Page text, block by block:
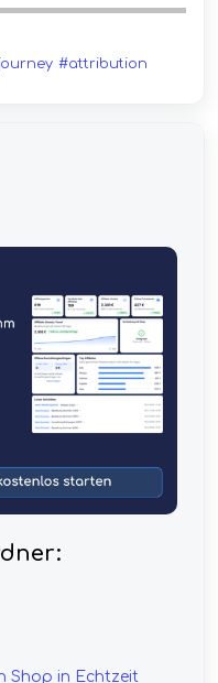
#attribution
Shop in Echtzeit